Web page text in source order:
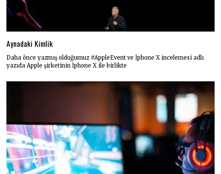
Aynadaki Kimlik
Daha önce yazmış olduğumuz #AppleEvent ve İphone X incelemesi adlı
yazıda Apple şirketinin İphone X ile birlikte